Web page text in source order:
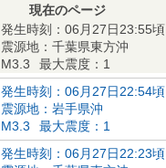
現在のページ
発生時刻：06月27日23:55頃
震源地：千葉県東方沖
M3.3
最大震度：1
発生時刻：06月27日22:54頃
震源地：岩手県沖
M3.3
最大震度：1
発生時刻：06月27日22:23頃